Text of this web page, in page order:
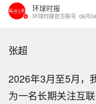
环球时报
环球时报官方账号 06月
张超
2026年3月至5月，
为一名长期关注互